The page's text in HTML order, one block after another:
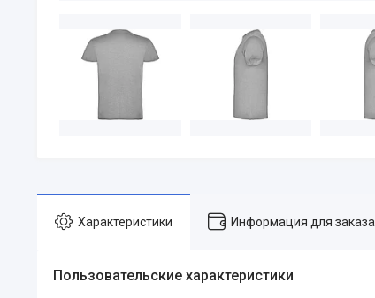
Характеристики Информация для заказа
Пользовательские характеристики